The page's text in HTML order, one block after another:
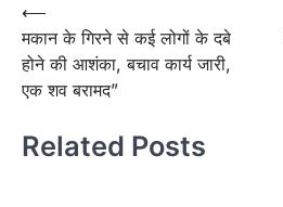
Post
navigation
⟵
मकान के गिरने से कई लोगों के दबे
होने की आशंका, बचाव कार्य जारी,
एक शव बरामद”
Related Posts